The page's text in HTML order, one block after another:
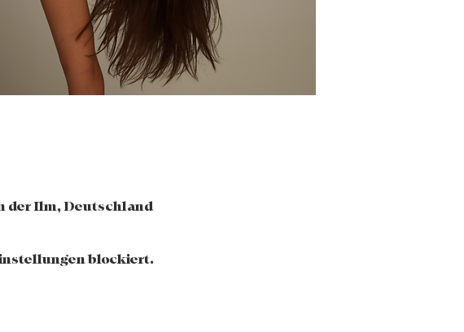
der Ilm, Deutschland
blockiert.